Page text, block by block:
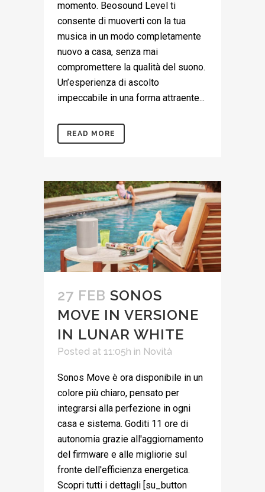
momento. Beosound Level ti
consente di muoverti con la tua
musica in un modo completamente
nuovo a casa, senza mai
compromettere la qualità del suono.
Un’esperienza di ascolto
impeccabile in una forma attraente...
READ MORE
27 FEB SONOS
MOVE IN VERSIONE
IN LUNAR WHITE
Posted at 11:05h in Novità
Sonos Move è ora disponibile in un
colore più chiaro, pensato per
integrarsi alla perfezione in ogni
casa e sistema. Goditi 11 ore di
autonomia grazie all'aggiornamento
del firmware e alle migliorie sul
fronte dell'efficienza energetica.
Scopri tutti i dettagli [su_button